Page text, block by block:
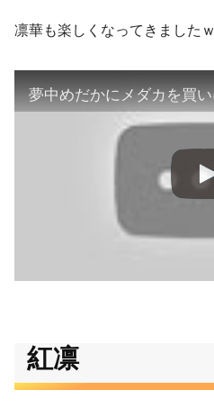
凛華も楽しくなってきましたｗ
紅凛